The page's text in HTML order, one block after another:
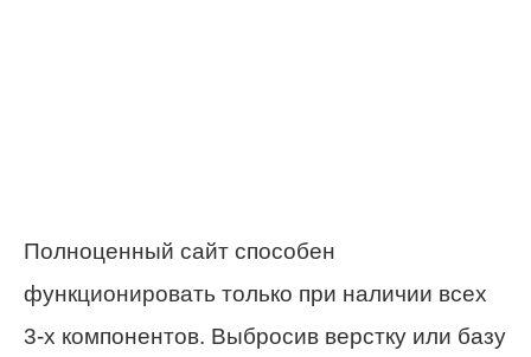
Полноценный сайт способен
функционировать только при наличии всех
3-х компонентов. Выбросив верстку или базу